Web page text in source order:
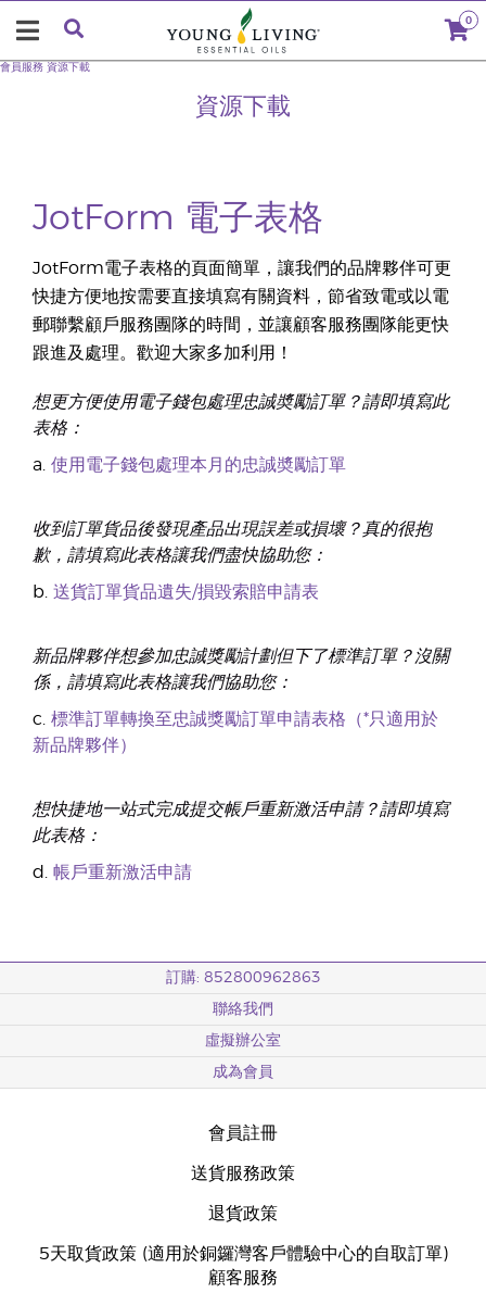
0
資源下載
會員服務 資源下載
JotForm 電子表格
JotForm電子表格的頁面簡單，讓我們的品牌夥伴可更
快捷方便地按需要直接填寫有關資料，節省致電或以電
郵聯繫顧戶服務團隊的時間，並讓顧客服務團隊能更快
跟進及處理。歡迎大家多加利用！
想更方便使用電子錢包處理忠誠奬勵訂單？請即填寫此
表格：
a. 使用電子錢包處理本月的忠誠奬勵訂單
收到訂單貨品後發現產品出現誤差或損壞？真的很抱
歉，請填寫此表格讓我們盡快協助您：
b. 送貨訂單貨品遺失/損毀索賠申請表
新品牌夥伴想參加忠誠獎勵計劃但下了標準訂單？沒關
係，請填寫此表格讓我們協助您：
c. 標準訂單轉換至忠誠獎勵訂單申請表格（*只適用於
新品牌夥伴）
想快捷地一站式完成提交帳戶重新激活申請？請即填寫
此表格：
d. 帳戶重新激活申請
訂購: 852800962863
聯絡我們
虛擬辦公室
成為會員
會員註冊
送貨服務政策
退貨政策
5天取貨政策 (適用於銅鑼灣客戶體驗中心的自取訂單)
顧客服務